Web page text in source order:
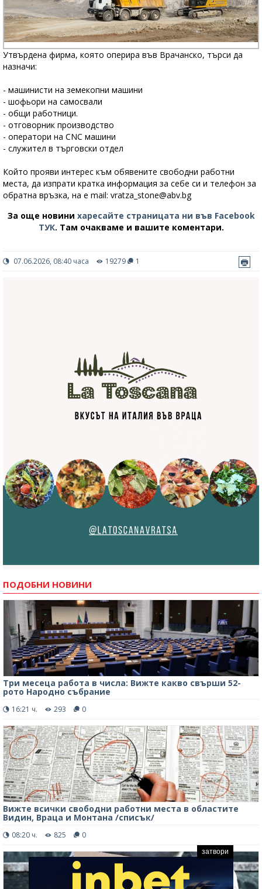
Утвърдена фирма, която оперира във Врачанско, търси да
назначи:
- машинисти на земекопни машини
- шофьори на самосвали
- общи работници.
- отговорник производство
- оператори на CNC машини
- служител в търговски отдел
Който прояви интерес към обявените свободни работни
места, да изпрати кратка информация за себе си и телефон за
обратна връзка, на e mail: vratza_stone@abv.bg
За още новини харесайте страницата ни във Facebook
ТУК. Там очакваме и вашите коментари.
07.06.2026, 08:40 часа 19279 1
ПОДОБНИ НОВИНИ
Три месеца работа в числа: Вижте какво свърши 52-
рото Народно събрание
16:21 ч. 293 0
Вижте всички свободни работни места в областите
Видин, Враца и Монтана /списък/
08:20 ч. 825 0
затвори